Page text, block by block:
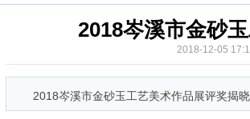
2018岑溪市金砂
2018-12-05
2018岑溪市金砂玉工艺美术作品展评奖揭晓